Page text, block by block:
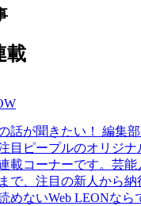
載
話が聞きたい！ 編集
目ピープルのオリジ
載コーナーです。芸能
で、注目の新人から納
めないWeb LEONなら